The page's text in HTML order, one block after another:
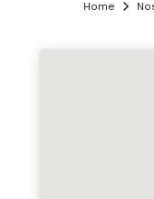
Home